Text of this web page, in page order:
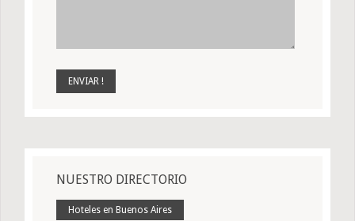
NUESTRO DIRECTORIO
Hoteles en Buenos Aires